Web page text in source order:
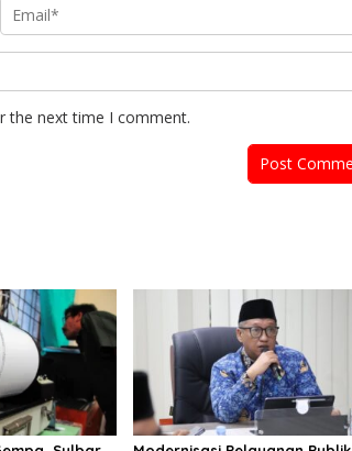
the next time I comment.